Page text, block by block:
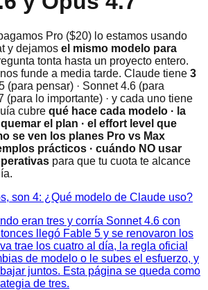
Pro ($20) lo estamos usando
y dejamos el mismo modelo para
tonta hasta un proyecto entero.
funde a media tarde. Claude tiene 3
(para pensar) · Sonnet 4.6 (para
(para lo importante) · y cada uno tiene
cubre qué hace cada modelo · la
el plan · el effort level que
se ven los planes Pro vs Max
prácticos · cuándo NO usar
para que tu cuota te alcance
son 4: ¿Qué modelo de Claude uso?
eran tres y corría Sonnet 4.6 con
llegó Fable 5 y se renovaron los
trae los cuatro al día, la regla oficial
de modelo o le subes el esfuerzo, y
juntos. Esta página se queda como
de tres.